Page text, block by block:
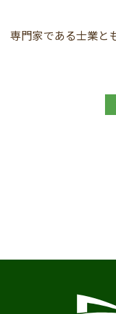
専門家である士業と